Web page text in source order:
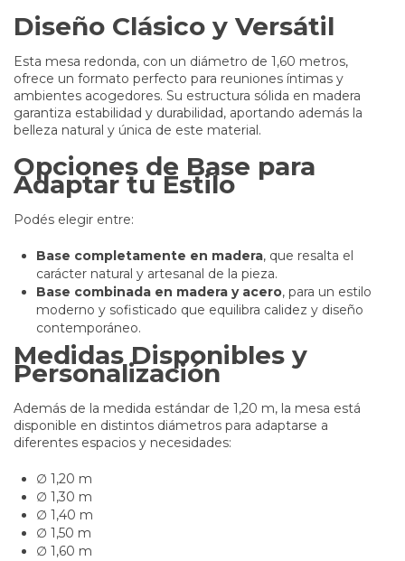
Diseño Clásico y Versátil
Esta mesa redonda, con un diámetro de 1,60 metros,
ofrece un formato perfecto para reuniones íntimas y
ambientes acogedores. Su estructura sólida en madera
garantiza estabilidad y durabilidad, aportando además la
belleza natural y única de este material.
Opciones de Base para
Adaptar tu Estilo
Podés elegir entre:
Base completamente en madera, que resalta el
carácter natural y artesanal de la pieza.
Base combinada en madera y acero, para un estilo
moderno y sofisticado que equilibra calidez y diseño
contemporáneo.
Medidas Disponibles y
Personalización
Además de la medida estándar de 1,20 m, la mesa está
disponible en distintos diámetros para adaptarse a
diferentes espacios y necesidades:
∅ 1,20 m
∅ 1,30 m
∅ 1,40 m
∅ 1,50 m
∅ 1,60 m